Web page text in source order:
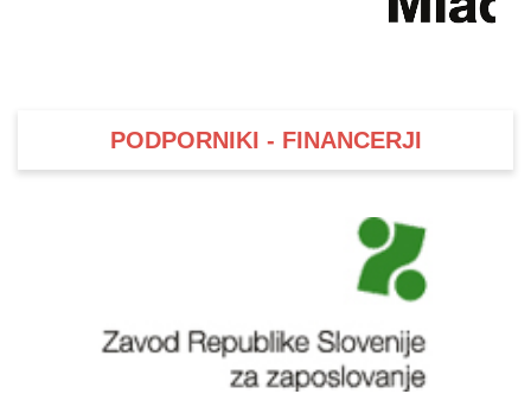
PODPORNIKI - FINANCERJI